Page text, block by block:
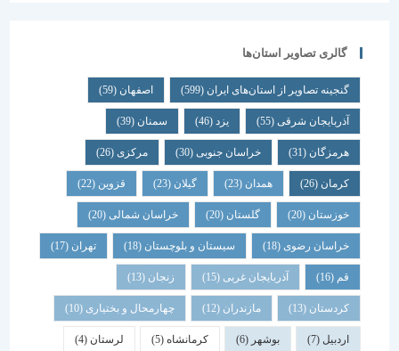
گالری تصاویر استان‌ها
گنجینه تصاویر از استان‌های ایران(599) اصفهان (59)
آذربایجان شرقی(55) یزد سمنان (39)
هرمزگان(31) خراسان جنوبی(30) مرکزی (26)
همدان گیلان قزوین
خوزستان(20) گلستان (20) خراسان شمالی(20)
خراسان رضوی(18) سیستان و بلوچستان(18) تهران
آذربایجان غربی(15) زنجان
کردستان(13) مازندران(12) چهارمحال و بختیاری (10)
بوشهر کرمانشاه(5) لرستان (4)